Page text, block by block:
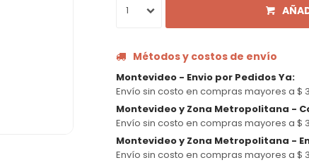
1
Métodos y costos de envío
Montevideo - Envio por Pedidos Ya:
Envío sin costo en compras mayores a $
Montevideo y Zona Metropolitana -
Envío sin costo en compras mayores a $
Montevideo y Zona Metropolitana -
Envío sin costo en compras mayores a $